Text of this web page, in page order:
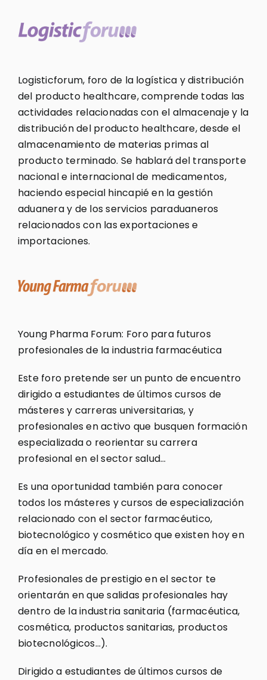
Logisticforum, foro de la logística y distribución
del producto healthcare, comprende todas las
actividades relacionadas con el almacenaje y la
distribución del producto healthcare, desde el
almacenamiento de materias primas al
producto terminado. Se hablará del transporte
nacional e internacional de medicamentos,
haciendo especial hincapié en la gestión
aduanera y de los servicios paraduaneros
relacionados con las exportaciones e
importaciones.
Young Pharma Forum: Foro para futuros
profesionales de la industria farmacéutica
Este foro pretende ser un punto de encuentro
dirigido a estudiantes de últimos cursos de
másteres y carreras universitarias, y
profesionales en activo que busquen formación
especializada o reorientar su carrera
profesional en el sector salud…
Es una oportunidad también para conocer
todos los másteres y cursos de especialización
relacionado con el sector farmacéutico,
biotecnológico y cosmético que existen hoy en
día en el mercado.
Profesionales de prestigio en el sector te
orientarán en que salidas profesionales hay
dentro de la industria sanitaria (farmacéutica,
cosmética, productos sanitarias, productos
biotecnológicos…).
Dirigido a estudiantes de últimos cursos de